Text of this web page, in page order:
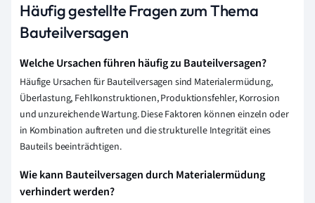
Häufig gestellte Fragen zum Thema
Bauteilversagen
Welche Ursachen führen häufig zu Bauteilversagen?
Häufige Ursachen für Bauteilversagen sind Materialermüdung,
Überlastung, Fehlkonstruktionen, Produktionsfehler, Korrosion
und unzureichende Wartung. Diese Faktoren können einzeln oder
in Kombination auftreten und die strukturelle Integrität eines
Bauteils beeinträchtigen.
Wie kann Bauteilversagen durch Materialermüdung
verhindert werden?